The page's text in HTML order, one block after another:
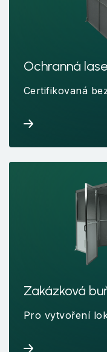
Ochranná
Certifikovaná
Zakázková
Pro vytvoření